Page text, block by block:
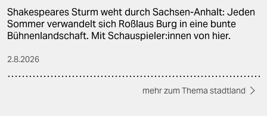
Shakespeares Sturm weht durch Sachsen-Anhalt: Jeden
Sommer verwandelt sich Roßlaus Burg in eine bunte
Bühnenlandschaft. Mit Schau­spie­le­r:in­nen von hier.
2.8.2026
mehr zum Thema stadtland